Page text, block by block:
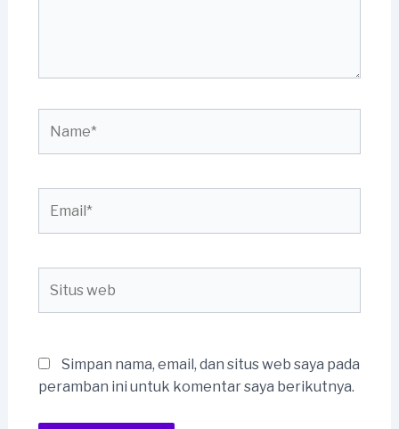
web
Simpan nama, email, dan situs web saya pada
peramban ini untuk komentar saya berikutnya.